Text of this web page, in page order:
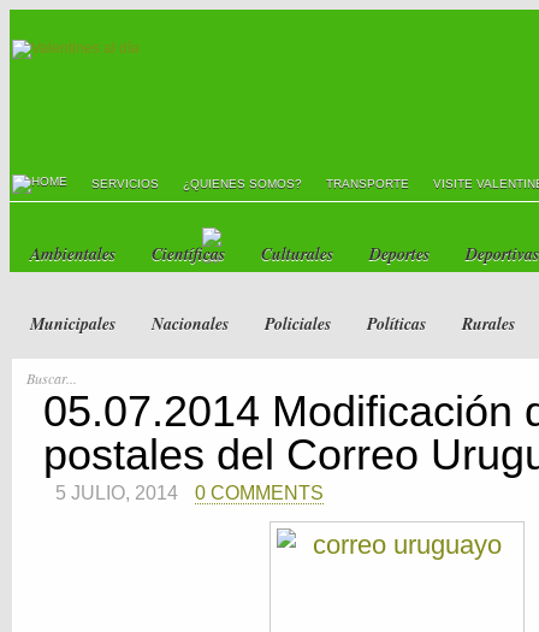
SERVICIOS ¿QUIENES SOMOS? TRANSPORTE VISITE
Ambientales Científicas Culturales Deportes Deportivas
Municipales Nacionales Policiales Políticas Rurales
05.07.2014 Modificación
postales del Correo
5 JULIO, 2014 0 COMMENTS